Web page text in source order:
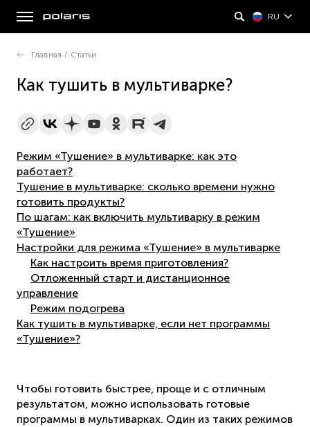
RU
Главная / Статьи
Как тушить в мультиварке?
Режим «Тушение» в мультиварке: как это
работает?
Тушение в мультиварке: сколько времени нужно
готовить продукты?
По шагам: как включить мультиварку в режим
«Тушение»
Настройки для режима «Тушение» в мультиварке
Как настроить время приготовления?
Отложенный старт и дистанционное
управление
Режим подогрева
Как тушить в мультиварке, если нет программы
«Тушение»?
Чтобы готовить быстрее, проще и с отличным
результатом, можно использовать готовые
программы в мультиварках. Один из таких режимов